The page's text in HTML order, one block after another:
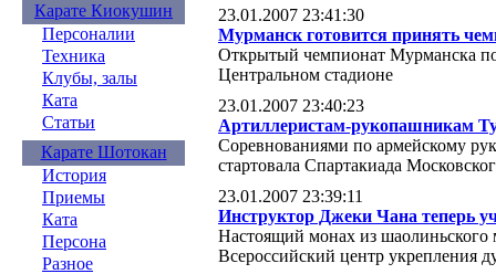
Карате Киокушин
Персоналии
Техника
Клубы, залы
Ката
Статьи
Карате Шотокан
История
Приемы
Ката
Персона
Разное
23.01.2007 23:41:30
Мурманск готовится принять
Открытый чемпионат Мурманска
Центральном стадионе
23.01.2007 23:40:23
Артиллеристам-рукопашникам
Соревнованиями по армейскому
стартовала Спартакиада
23.01.2007 23:39:11
Инструктор Джеки Чана теперь
Настоящий монах из шаолиньского
Всероссийский центр укрепления